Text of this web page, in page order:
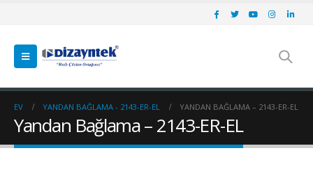
EV YANDAN BAĞLAMA - 2143-ER-EL YANDAN BAĞLAMA – 2143-ER-EL
Yandan Bağlama – 2143-ER-EL